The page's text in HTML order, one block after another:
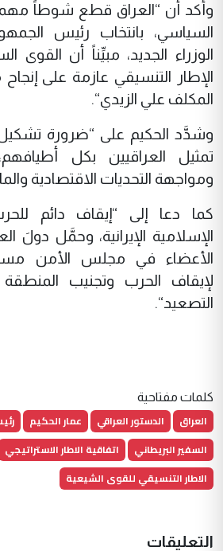
وأكد أن “العراق قطع شوطاً مهماً
السياسي، بانتخاب رئيس
الوزراء الجديد، مبيِّناً أن
الإطار التنسيقي عازمة على
المكلف علي الزيدي“.
وشدَّد الحكيم على “ضرورة
تمثيل العراقيين بكل
ومواجهة التحديات الاقتصادية
كما دعا إلى “إيقاف دائم
الإسلامية الإيرانية، وحمَّل دولَ
الأعضاء في مجلس الأمن
لإيقاف الحرب وتجنيب
التصعيد“.
كلمات مفتاحية
العراق الدستور العراقي عمار الحكيم
السفير البريطاني
اتفاقية الاطار الاستراتيجي
الاطار التنسيقي للقوى الشيعية
التعليقات